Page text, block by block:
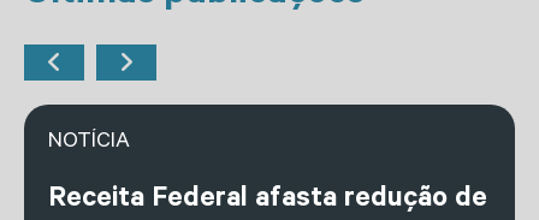
NOTÍCIA
Receita Federal afasta redução de